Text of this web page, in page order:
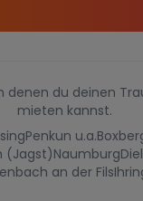
denen du deinen
mieten kannst.
Penkun u.a.
(Jagst)Naumburg
an der Fils